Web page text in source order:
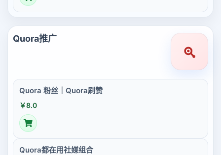
Quora推广
Quora 粉丝｜Quora刷赞
￥8.0
Quora都在用社媒组合